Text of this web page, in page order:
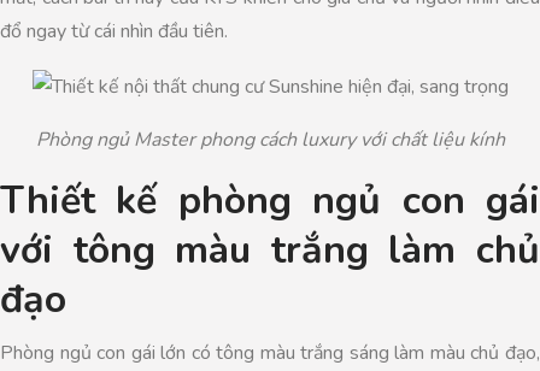
đổ ngay từ cái nhìn đầu tiên.
Phòng ngủ Master phong cách luxury với chất liệu kính
Thiết kế phòng ngủ con gái
với tông màu trắng làm chủ
đạo
Phòng ngủ con gái lớn có tông màu trắng sáng làm màu chủ đạo,